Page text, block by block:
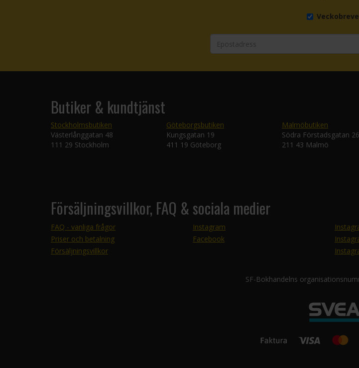
Butiker & kundtjänst
Stockholmsbutiken
Västerlånggatan 48
111 29 Stockholm
Göteborgsbutiken
Kungsgatan 19
411 19 Göteborg
Malmöbutiken
Södra Förstadsgatan 26
211 43 Malmö
Försäljningsvillkor, FAQ & sociala medier
FAQ - vanliga frågor
Priser och betalning
Försäljningsvillkor
Instagram
Facebook
SF-Bokhandelns